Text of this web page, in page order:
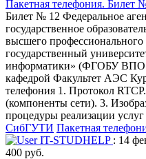
Пакетная телефония. Билет
Билет № 12 Федеральное
государственное
высшего
государственный
информатики» (ФГОБУ ВПО
кафедрой Факультет АЭС
телефония 1. Протокол
(компоненты сети). 3.
процедуры реализации
СибГУТИ Пакетная
IT-STUDHELP : 14
400 руб.